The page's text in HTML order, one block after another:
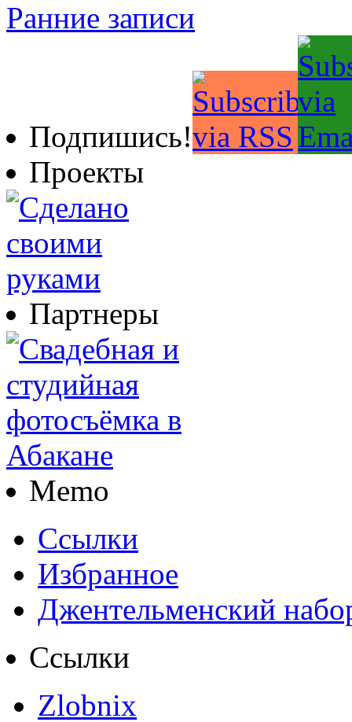
Ранние записи
Подпишись!
Проекты
Партнеры
Memo
Ссылки
Избранное
Джентельменский
Ссылки
Zlobnix